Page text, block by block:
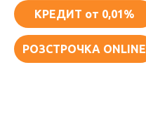
КРЕДИТ от 0,01%
РОЗСТРОЧКА ONLINE